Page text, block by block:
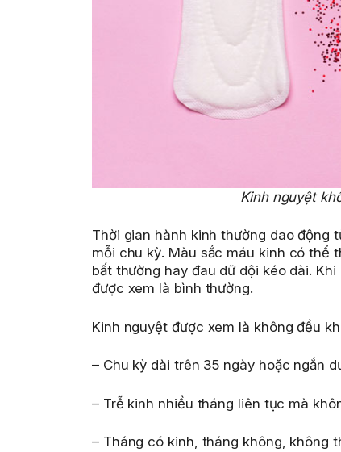
Kinh nguyệt
Thời gian hành kinh thường dao động
mỗi chu kỳ. Màu sắc máu kinh có thể
bất thường hay đau dữ dội kéo dài.
được xem là bình thường.
Kinh nguyệt được xem là không đều
– Chu kỳ dài trên 35 ngày hoặc ngắn
– Trễ kinh nhiều tháng liên tục mà
– Tháng có kinh, tháng không, không